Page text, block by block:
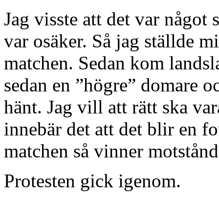
Jag visste att det var något
var osäker. Så jag ställde
matchen. Sedan kom
sedan en ”högre” domare
hänt. Jag vill att rätt ska
innebär det att det blir en
matchen så vinner
Protesten gick igenom.